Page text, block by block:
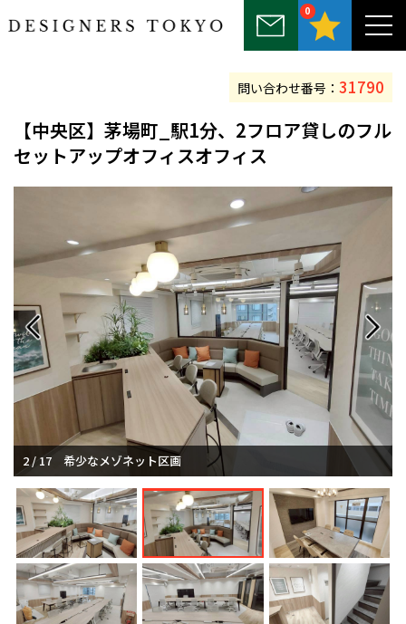
0
～25坪 25坪～50坪 50坪～75坪
75坪～100坪
【中央区】茅場町_駅1分、2フロア貸しのフル
セットアップオフィスオフィス
問い合わせ番号： 31790
3 / 17 会議室は3室完備